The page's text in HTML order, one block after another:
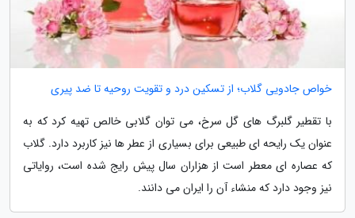
خواص جادویی گلاب؛ از تسکین درد و تقویت روحیه تا ضد پیری
با تقطیر گلبرگ های گل سرخ، می توان گلابی خالص تهیه کرد که به
عنوان یک رایحه ای طبیعی برای بسیاری از عطر ها نیز کاربرد دارد. گلاب
که عصاره ای معطر است از هزاران سال پیش رایج شده است، روایاتی
نیز وجود دارد که منشاء آن را ایران می دانند.